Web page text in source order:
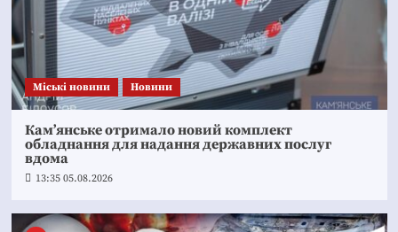
Mіські новини Новини
Кам’янське отримало новий комплект
обладнання для надання державних послуг
вдома
13:35 05.08.2026